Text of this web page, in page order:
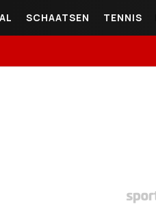
SCHAATSEN TENNIS